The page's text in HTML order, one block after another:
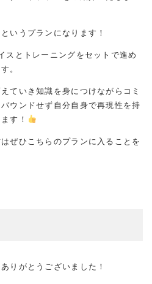
というプランになります！
スとトレーニングをセットで進め
。
ていき知識を身につけながらコミ
ウンドせず自分自身で再現性を持
す！
ぜひこちらのプランに入ることを
りがとうございました！